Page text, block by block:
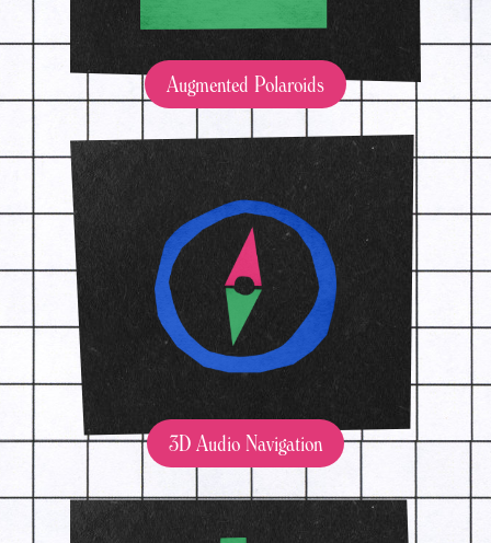
Augmented Polaroids
3D Audio Navigation